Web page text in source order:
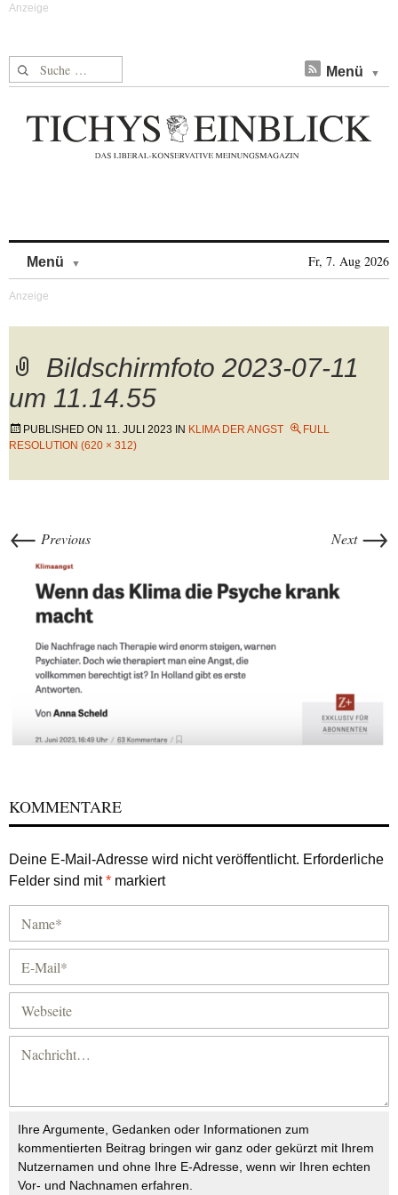
Suche nach: Menü
Menü Fr, 7. Aug 2026
Bildschirmfoto 2023-07-11
um 11.14.55
PUBLISHED ON 11. JULI 2023 IN KLIMA DER ANGST
FULL
RESOLUTION (620 × 312)
← Previous Next →
KOMMENTARE
Deine E-Mail-Adresse wird nicht veröffentlicht. Erforderliche
Felder sind mit* markiert
Ihre Argumente, Gedanken oder Informationen zum
kommentierten Beitrag bringen wir ganz oder gekürzt mit Ihrem
Nutzernamen und ohne Ihre E-Adresse, wenn wir Ihren echten
Vor- und Nachnamen erfahren.